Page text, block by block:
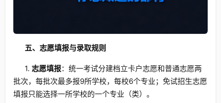
五、志愿填报与录取规则
1. 志愿填报：统一考试分建档立卡户志愿和普通志愿两
批次，每批次最多报9所学校，每校6个专业；免试招生志愿
填报只能选择一所学校的一个专业（类）。